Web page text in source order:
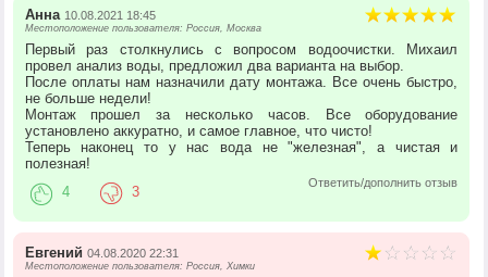
Анна 10.08.2021 18:45
Местоположение пользователя: Россия, Москва
Первый раз столкнулись с вопросом водоочистки. Михаил
провел анализ воды, предложил два варианта на выбор.
После оплаты нам назначили дату монтажа. Все очень быстро,
не больше недели!
Монтаж прошел за несколько часов. Все оборудование
установлено аккуратно, и самое главное, что чисто!
Теперь наконец то у нас вода не "железная", а чистая и
полезная!
Ответить/дополнить отзыв
4 3
Евгений 04.08.2020 22:31
Местоположение пользователя: Россия, Химки